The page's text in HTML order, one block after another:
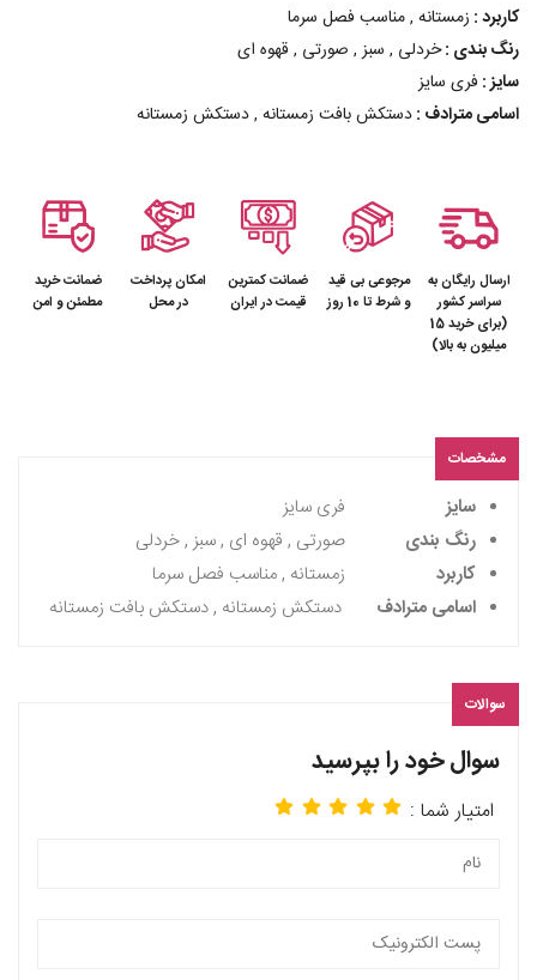
کاربرد : زمستانه , مناسب فصل سرما
رنگ بندی :خردلی , سبز , صورتی , قهوه ای
سایز : فری سایز
اسامی مترادف :دستکش بافت زمستانه , دستکش زمستانه
ارسال رایگان به
سراسر کشور
(برای خرید 15
میلیون به بالا)
مرجوعی بی قید
و شرط تا 10 روز
ضمانت کمترین
قیمت در ایران
امکان پرداخت
در محل
ضمانت خرید
مطمئن و امن
مشخصات
سایز
فری سایز
رنگ بندی
صورتی , قهوه ای , سبز , خردلی
کاربرد
زمستانه , مناسب فصل سرما
اسامی مترادف
دستکش زمستانه , دستکش بافت زمستانه
سوالات
سوال خود را بپرسید
امتیار شما :